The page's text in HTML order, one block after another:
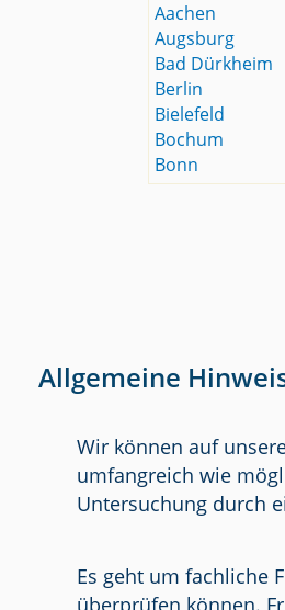
Aachen
Augsburg
Bad Dürkheim
Berlin
Bielefeld
Bochum
Bonn
Allgemeine
Wir können auf
umfangreich wie
Untersuchung durch
Es geht um fachliche
überprüfen können.